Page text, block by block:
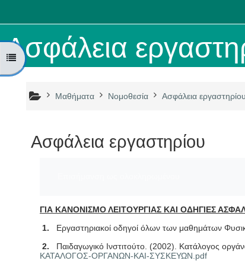
Άνοιγμα ευρετηρίου μαθήματος
Ασφάλεια
Μαθήματα Νομοθεσία Ασφάλεια εργαστηρίου
Ασφάλεια εργαστηρίου
ΓΙΑ ΚΑΝΟΝΙΣΜΟ ΛΕΙΤΟΥΡΓΙΑΣ ΚΑΙ ΟΔΗΓΙΕΣ
1.
Εργαστηριακοί οδηγοί όλων των μαθημάτων
2.
Παιδαγωγικό Ινστιτούτο. (2002). Κατάλογος
ΚΑΤΑΛΟΓΟΣ-ΟΡΓΑΝΩΝ-ΚΑΙ-ΣΥΣΚΕΥΩΝ. pdf